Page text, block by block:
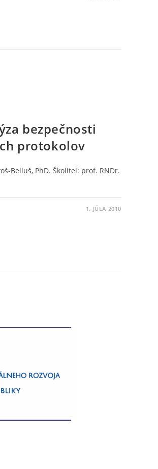
bezpečnosti
protokolov
Belluš, PhD. Školiteľ: prof. RNDr.
1. JÚLA 2010